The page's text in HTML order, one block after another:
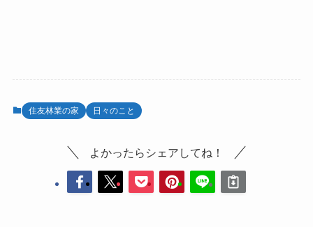
住友林業の家 日々のこと
よかったらシェアしてね！